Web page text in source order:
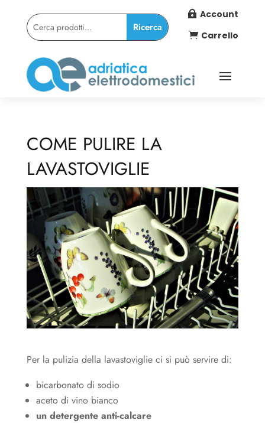
 Account
 Carrello
COME PULIRE LA
LAVASTOVIGLIE
Per la pulizia della lavastoviglie ci si può servire di:
bicarbonato di sodio
aceto di vino bianco
un detergente anti-calcare